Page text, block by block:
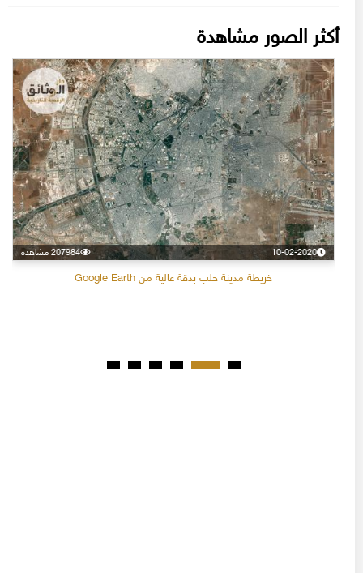
أكثر الصور مشاهدة
10-02-2020 207984 مشاهدة
خريطة مدينة حلب بدقة عالية من Google Earth